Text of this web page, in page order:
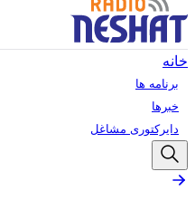
خانه
برنامه ها
خبرها
دایرکتوری مشاغل